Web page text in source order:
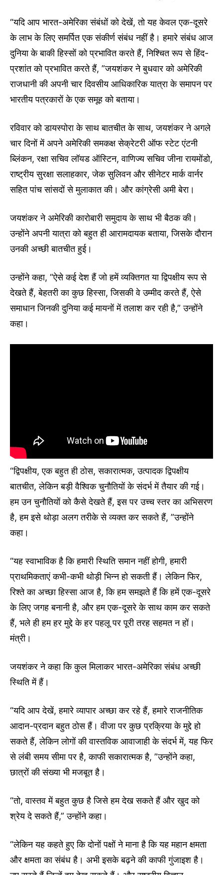
“यदि आप भारत-अमेरिका संबंधों को देखें, तो यह केवल एक-दूसरे
के लाभ के लिए समर्पित एक संकीर्ण संबंध नहीं है। हमारे संबंध आज
दुनिया के बाकी हिस्सों को प्रभावित करते हैं, निश्चित रूप से हिंद-
प्रशांत को प्रभावित करते हैं, ”जयशंकर ने बुधवार को अमेरिकी
राजधानी की अपनी चार दिवसीय आधिकारिक यात्रा के समापन पर
भारतीय पत्रकारों के एक समूह को बताया।
रविवार को डायस्पोरा के साथ बातचीत के साथ, जयशंकर ने अगले
चार दिनों में अपने अमेरिकी समकक्ष सेक्रेटरी ऑफ स्टेट एंटनी
ब्लिंकन, रक्षा सचिव लॉयड ऑस्टिन, वाणिज्य सचिव जीना रायमोंडो,
राष्ट्रीय सुरक्षा सलाहकार, जेक सुलिवन और सीनेटर मार्क वार्नर
सहित पांच सांसदों से मुलाकात की। और कांग्रेसी अमी बेरा।
जयशंकर ने अमेरिकी कारोबारी समुदाय के साथ भी बैठक की।
उन्होंने अपनी यात्रा को बहुत ही आरामदायक बताया, जिसके दौरान
उनकी अच्छी बातचीत हुई।
उन्होंने कहा, “ऐसे कई देश हैं जो हमें व्यक्तिगत या द्विपक्षीय रूप से
देखते हैं, बेहतरी का कुछ हिस्सा, जिसकी वे उम्मीद करते हैं, ऐसे
समाधान जिनकी दुनिया कई मायनों में तलाश कर रही है,” उन्होंने
कहा।
“द्विपक्षीय, एक बहुत ही ठोस, सकारात्मक, उत्पादक द्विपक्षीय
बातचीत, लेकिन बड़ी वैश्विक चुनौतियों के संदर्भ में तैयार की गई।
हम उन चुनौतियों को कैसे देखते हैं, इस पर उच्च स्तर का अभिसरण
है, हम इसे थोड़ा अलग तरीके से व्यक्त कर सकते हैं, ”उन्होंने
कहा।
“यह स्वाभाविक है कि हमारी स्थिति समान नहीं होगी, हमारी
प्राथमिकताएं कभी-कभी थोड़ी भिन्न हो सकती हैं। लेकिन फिर,
रिश्ते का अच्छा हिस्सा आज है, कि हम समझते हैं कि हमें एक-दूसरे
के लिए जगह बनानी है, और हम एक-दूसरे के साथ काम कर सकते
हैं, भले ही हम हर मुद्दे के हर पहलू पर पूरी तरह सहमत न हों।
मंत्री।
जयशंकर ने कहा कि कुल मिलाकर भारत-अमेरिका संबंध अच्छी
स्थिति में हैं।
“यदि आप देखें, हमारे व्यापार अच्छा कर रहे हैं, हमारे राजनीतिक
आदान-प्रदान बहुत ठोस हैं। वीजा पर कुछ प्रक्रिया के मुद्दे हो
सकते हैं, लेकिन लोगों की वास्तविक आवाजाही के संदर्भ में, यह फिर
से लंबी समय सीमा पर है, काफी सकारात्मक है, ”उन्होंने कहा,
छात्रों की संख्या भी मजबूत है।
“तो, वास्तव में बहुत कुछ है जिसे हम देख सकते हैं और खुद को
श्रेय दे सकते हैं,” उन्होंने कहा।
“लेकिन यह कहते हुए कि दोनों पक्षों ने माना है कि यह महान क्षमता
और क्षमता का संबंध है। अभी इसके बढ़ने की काफी गुंजाइश है।